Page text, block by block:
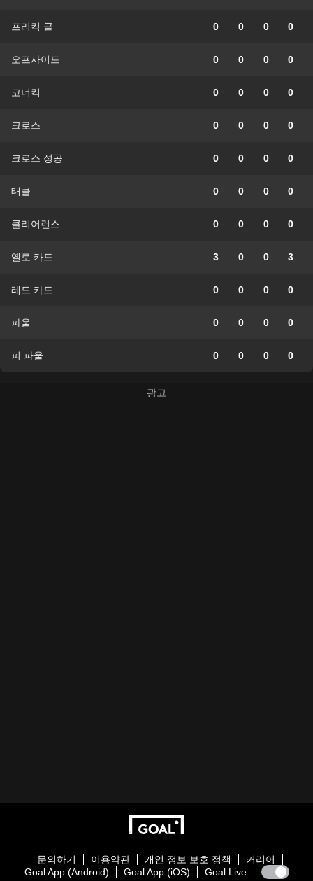
프리킥 골 0 0 0 0
오프사이드 0 0 0 0
코너킥 0 0 0 0
크로스 0 0 0 0
크로스 성공 0 0 0 0
태클 0 0 0 0
클리어런스 0 0 0 0
옐로 카드 3 0 0 3
레드 카드 0 0 0 0
파울 0 0 0 0
피 파울 0 0 0 0
문의하기 이용약관 개인 정보 보호 정책
커리어
Goal App (Android)
Goal App (iOS) Goal Live